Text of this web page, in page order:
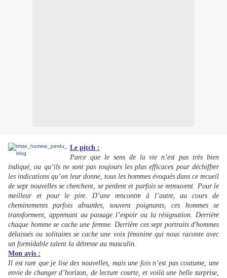
Le pitch :
Parce que le sens de la vie n’est pas très bien
indiqué, ou qu’ils ne sont pas toujours les plus efficaces pour déchiffrer
les indications qu’on leur donne, tous les hommes évoqués dans ce recueil
de sept nouvelles se cherchent, se perdent et parfois se retrouvent. Pour le
meilleur et pour le pire. D’une rencontre à l’autre, au cours de
cheminements parfois absurdes, souvent poignants, ces hommes se
transforment, apprenant au passage l’espoir ou la résignation. Derrière
chaque homme se cache une femme. Derrière ces sept portraits d'hommes
délaissés ou solitaires se cache une voix féminine qui nous raconte avec
un formidable talent la détresse au masculin.
Mon avis :
Il est rare que je lise des nouvelles, mais une fois n’est pas coutume, une
envie de changer d’horizon, de lecture courte, et voilà une belle surprise,